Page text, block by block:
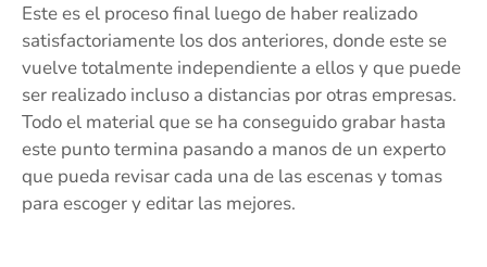
Este es el proceso final luego de haber realizado
satisfactoriamente los dos anteriores, donde este se
vuelve totalmente independiente a ellos y que puede
ser realizado incluso a distancias por otras empresas.
Todo el material que se ha conseguido grabar hasta
este punto termina pasando a manos de un experto
que pueda revisar cada una de las escenas y tomas
para escoger y editar las mejores.